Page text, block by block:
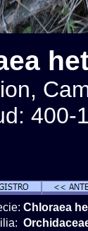
400-
Chloraea